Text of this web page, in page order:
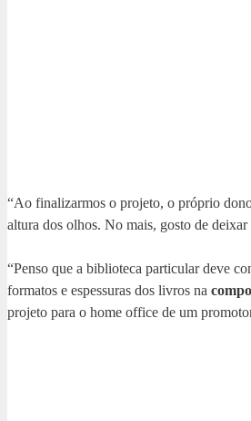
“Ao finalizarmos o projeto, o próprio
altura dos olhos. No mais, gosto de
“Penso que a biblioteca particular deve
formatos e espessuras dos livros na
projeto para o home office de um